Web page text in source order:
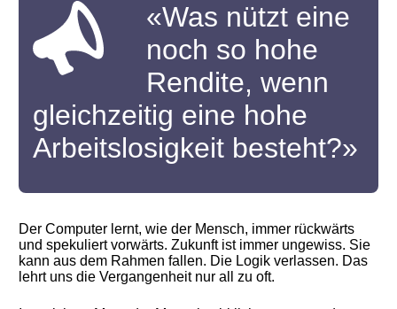
«Was nützt eine
noch so hohe
Rendite, wenn
gleichzeitig eine hohe
Arbeitslosigkeit besteht?»
Der Computer lernt, wie der Mensch, immer rückwärts
und spekuliert vorwärts. Zukunft ist immer ungewiss. Sie
kann aus dem Rahmen fallen. Die Logik verlassen. Das
lehrt uns die Vergangenheit nur all zu oft.